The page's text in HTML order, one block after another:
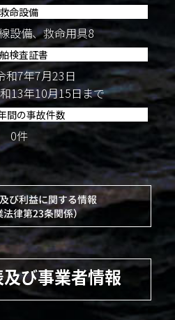
救命設備
設備、救命用具8
検査証書
和7年7月23日
13年10月15日まで
間の事故件数
0件